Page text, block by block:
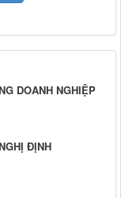
DOANH NGHIỆP
ĐỊNH